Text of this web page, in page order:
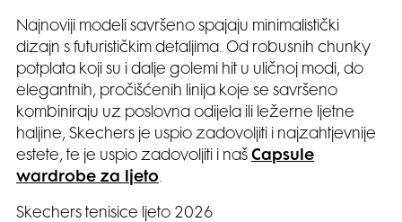
Najnoviji modeli savršeno spajaju minimalistički
dizajn s futurističkim detaljima. Od robusnih chunky
potplata koji su i dalje golemi hit u uličnoj modi, do
elegantnih, pročišćenih linija koje se savršeno
kombiniraju uz poslovna odijela ili ležerne ljetne
haljine, Skechers je uspio zadovoljiti i najzahtjevnije
estete, te je uspio zadovoljiti i naš Capsule
wardrobe za ljeto.
Skechers tenisice ljeto 2026